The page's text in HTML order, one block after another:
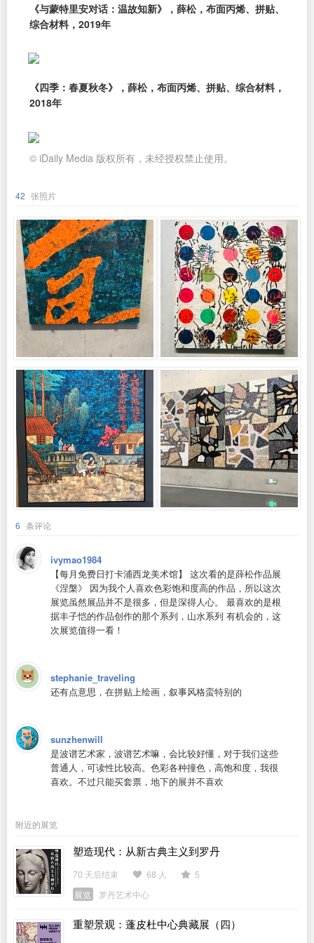
《与蒙特里安对话：温故知新》，薛松，布面丙烯、拼贴、
综合材料，2019年
《四季：春夏秋冬》，薛松，布面丙烯、拼贴、综合材料，
2018年
© iDaily Media 版权所有，未经授权禁止使用。
42 张照片
6 条评论
ivymao1984
【每月免费日打卡浦西龙美术馆】 这次看的是薛松作品展
《涅槃》 因为我个人喜欢色彩饱和度高的作品，所以这次
展览虽然展品并不是很多，但是深得人心。 最喜欢的是根
据丰子恺的作品创作的那个系列，山水系列 有机会的，这
次展览值得一看！
stephanie_traveling
还有点意思，在拼贴上绘画，叙事风格蛮特别的
sunzhenwill
是波谱艺术家，波谱艺术嘛，会比较好懂，对于我们这些
普通人，可读性比较高。色彩各种撞色，高饱和度，我很
喜欢。不过只能买套票，地下的展并不喜欢
附近的展览
塑造现代：从新古典主义到罗丹
70 天后结束 68 人
5
展览
罗丹艺术中心
重塑景观：蓬皮杜中心典藏展（四）